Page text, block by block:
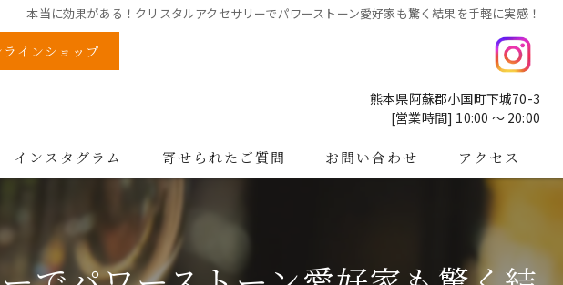
本当に効果がある！クリスタルアクセサリーでパワーストーン愛好家も驚く結果を手軽に実感！
ラインショップ
熊本県阿蘇郡小国町下城70-3
[営業時間] 10:00 ～ 20:00
インスタグラム 寄せられたご質問 お問い合わせ アクセス